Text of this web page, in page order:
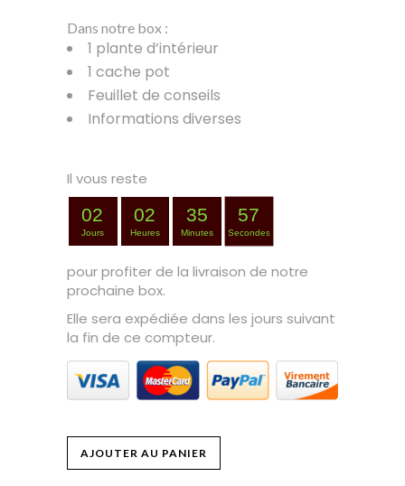
Dans notre box :
1 plante d’intérieur
1 cache pot
Feuillet de conseils
Informations diverses
Il vous reste
02
Jours
02
Heures
35
Minutes
56
Secondes
pour profiter de la livraison de notre
prochaine box.
Elle sera expédiée dans les jours suivant
la fin de ce compteur.
J'embellis
AJOUTER AU PANIER